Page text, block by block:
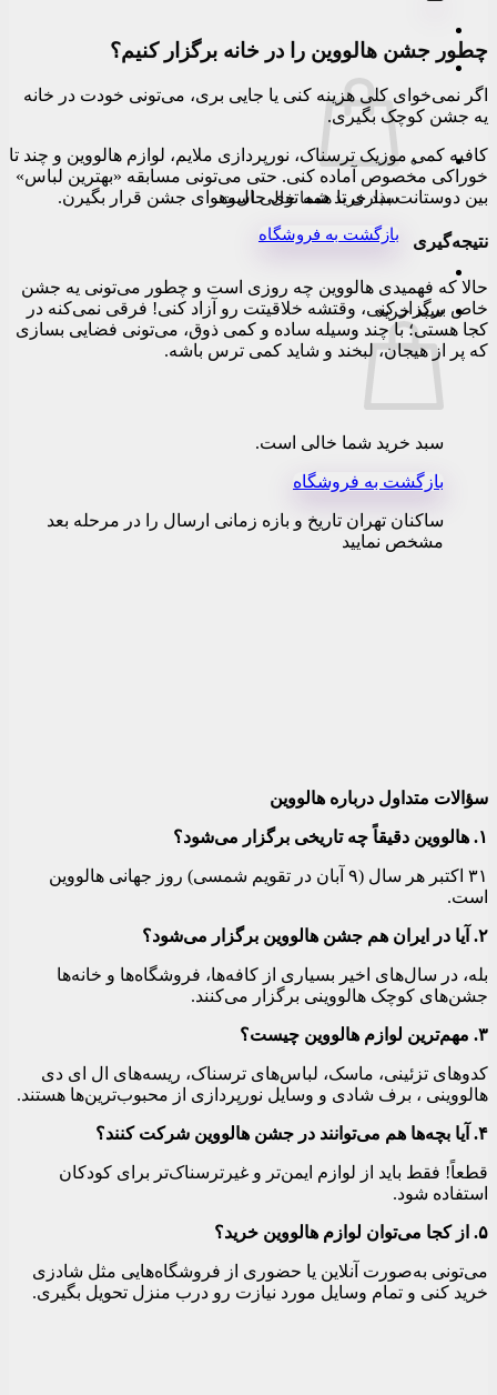
سبد خرید شما خالی است.
بازگشت به فروشگاه
سبد خرید
سبد خرید شما خالی است.
بازگشت به فروشگاه
ساکنان تهران تاریخ و بازه زمانی ارسال را در مرحله بعد
مشخص نمایید
چطور جشن هالووین را در خانه برگزار کنیم؟
اگر نمی‌خوای کلی هزینه کنی یا جایی بری، می‌تونی خودت در خانه
یه جشن کوچک بگیری.
کافیه کمی موزیک ترسناک، نورپردازی ملایم، لوازم هالووین و چند تا
خوراکی مخصوص آماده کنی. حتی می‌تونی مسابقه «بهترین لباس»
بین دوستانت بذاری تا همه توی حال‌و‌هوای جشن قرار بگیرن.
نتیجه‌گیری
حالا که فهمیدی هالووین چه روزی است و چطور می‌تونی یه جشن
خاص برگزار کنی، وقتشه خلاقیتت رو آزاد کنی! فرقی نمی‌کنه در
کجا هستی؛ با چند وسیله ساده و کمی ذوق، می‌تونی فضایی بسازی
که پر از هیجان، لبخند و شاید کمی ترس باشه.
سؤالات متداول درباره هالووین
۱. هالووین دقیقاً چه تاریخی برگزار می‌شود؟
۳۱ اکتبر هر سال (۹ آبان در تقویم شمسی) روز جهانی هالووین
است.
۲. آیا در ایران هم جشن هالووین برگزار می‌شود؟
بله، در سال‌های اخیر بسیاری از کافه‌ها، فروشگاه‌ها و خانه‌ها
جشن‌های کوچک هالووینی برگزار می‌کنند.
۳. مهم‌ترین لوازم هالووین چیست؟
کدوهای تزئینی، ماسک، لباس‌های ترسناک، ریسه‌های ال ای دی
هالووینی ، برف شادی و وسایل نورپردازی از محبوب‌ترین‌ها هستند.
۴. آیا بچه‌ها هم می‌توانند در جشن هالووین شرکت کنند؟
قطعاً! فقط باید از لوازم ایمن‌تر و غیرترسناک‌تر برای کودکان
استفاده شود.
۵. از کجا می‌توان لوازم هالووین خرید؟
می‌تونی به‌صورت آنلاین یا حضوری از فروشگاه‌هایی مثل شادزی
خرید کنی و تمام وسایل مورد نیازت رو درب منزل تحویل بگیری.